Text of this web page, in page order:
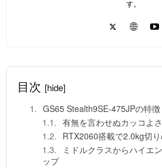
す。
目次 [hide]
GS65 Stealth9SE-475JPの特徴
有無を言わせぬカッコよさ
RTX2060搭載で2.0kg切
ミドルクラスからハイエ
ップ